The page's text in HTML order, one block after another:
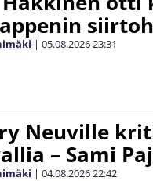
| 05.08.202623:31
Neuville
– Sami
| 04.08.202622:42